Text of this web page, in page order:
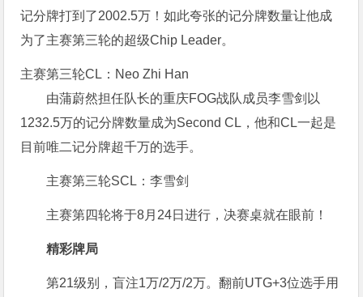
记分牌打到了2002.5万！如此夸张的记分牌数量让他成
为了主赛第三轮的超级Chip Leader。
主赛第三轮CL：Neo Zhi Han
由蒲蔚然担任队长的重庆FOG战队成员李雪剑以
1232.5万的记分牌数量成为Second CL，他和CL一起是
目前唯二记分牌超千万的选手。
主赛第三轮SCL：李雪剑
主赛第四轮将于8月24日进行，决赛桌就在眼前！
精彩牌局
第21级别，盲注1万/2万/2万。翻前UTG+3位选手用